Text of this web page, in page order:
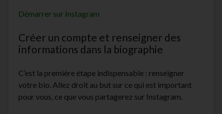
Démarrer sur Instagram
Créer un compte et renseigner des
informations dans la biographie
C’est la première étape indispensable : renseigner
votre bio. Allez droit au but sur ce qui est important
pour vous, ce que vous partagerez sur Instagram.